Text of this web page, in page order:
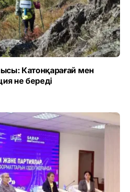
Катонқарағай мен
не береді